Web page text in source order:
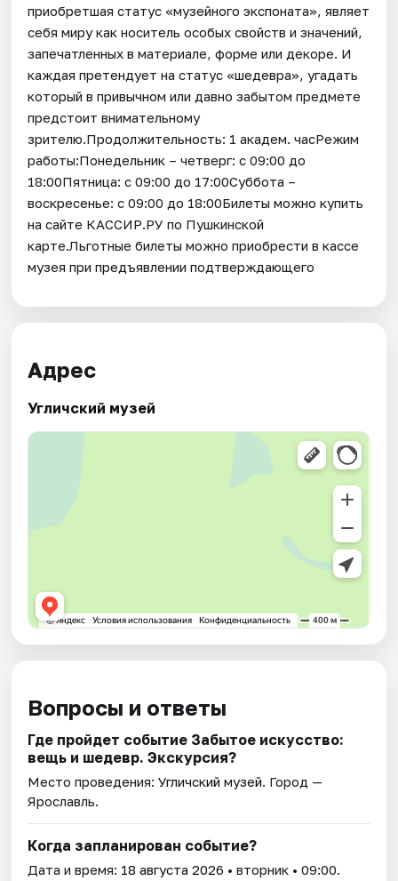
приобретшая статус «музейного экспоната», являет
себя миру как носитель особых свойств и значений,
запечатленных в материале, форме или декоре. И
каждая претендует на статус «шедевра», угадать
который в привычном или давно забытом предмете
предстоит внимательному
зрителю.Продолжительность: 1 академ. часРежим
работы:Понедельник – четверг: с 09:00 до
18:00Пятница: с 09:00 до 17:00Суббота –
воскресенье: с 09:00 до 18:00Билеты можно купить
на сайте КАССИР.РУ по Пушкинской
карте.Льготные билеты можно приобрести в кассе
музея при предъявлении подтверждающего
Адрес
Угличский музей
Вопросы и ответы
Где пройдет событие Забытое искусство:
вещь и шедевр. Экскурсия?
Место проведения:Угличский музей. Город —
Ярославль.
Когда запланирован событие?
Дата и время: 18 августа 2026 • вторник • 09:00.